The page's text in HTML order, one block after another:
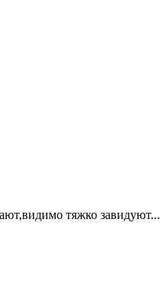
тяжко завидуют...